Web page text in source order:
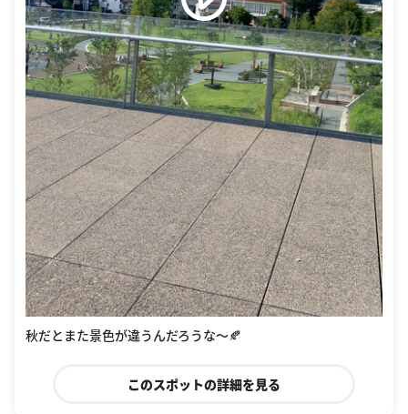
秋だとまた景色が違うんだろうな〜🍂
このスポットの詳細を見る